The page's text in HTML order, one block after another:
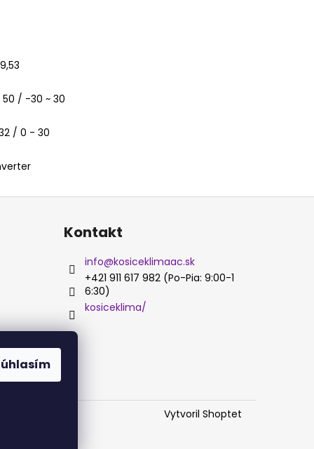
50 / -30 ~ 30
/ 0 - 30
Kontakt
info@kosiceklimaac.sk
+421 911 617 982 (Po-Pia: 9:00-1
6:30)
kosiceklima/
Vytvoril Shoptet